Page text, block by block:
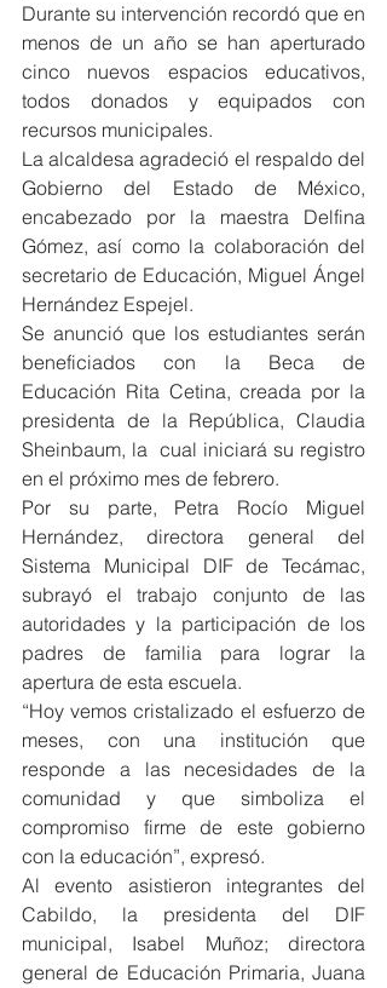
Durante su intervención recordó que en
menos de un año se han aperturado
cinco nuevos espacios educativos,
todos donados y equipados con
recursos municipales.
La alcaldesa agradeció el respaldo del
Gobierno del Estado de México,
encabezado por la maestra Delfina
Gómez, así como la colaboración del
secretario de Educación, Miguel Ángel
Hernández Espejel.
Se anunció que los estudiantes serán
beneficiados con la Beca de
Educación Rita Cetina, creada por la
presidenta de la República, Claudia
Sheinbaum, la  cual iniciará su registro
en el próximo mes de febrero.
Por su parte, Petra Rocío Miguel
Hernández, directora general del
Sistema Municipal DIF de Tecámac,
subrayó el trabajo conjunto de las
autoridades y la participación de los
padres de familia para lograr la
apertura de esta escuela.
“Hoy vemos cristalizado el esfuerzo de
meses, con una institución que
responde a las necesidades de la
comunidad y que simboliza el
compromiso firme de este gobierno
con la educación”, expresó.
Al evento asistieron integrantes del
Cabildo, la presidenta del DIF
municipal, Isabel Muñoz; directora
general de Educación Primaria, Juana